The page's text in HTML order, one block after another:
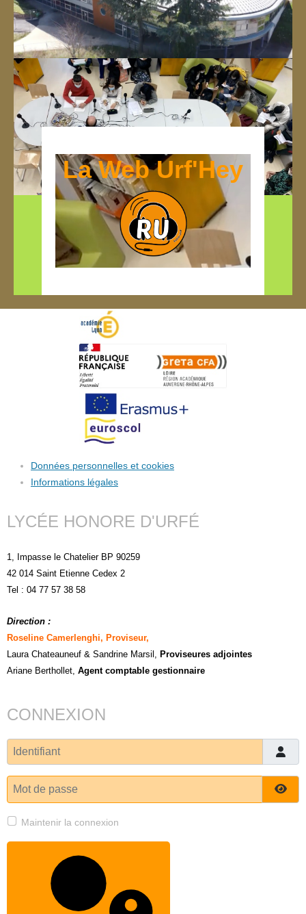
La Web Urf'Hey
Données personnelles et cookies
Informations légales
LYCÉE HONORE D'URFÉ
1, Impasse le Chatelier BP 90259
42 014 Saint Etienne Cedex 2
Tel : 04 77 57 38 58
Direction :
Roseline Camerlenghi, Proviseur,
Laura Chateauneuf & Sandrine Marsil
Proviseures adjointes
Ariane Berthollet, Agent comptable gestionnaire
CONNEXION
Identifiant
Mot de passe
Maintenir la connexion